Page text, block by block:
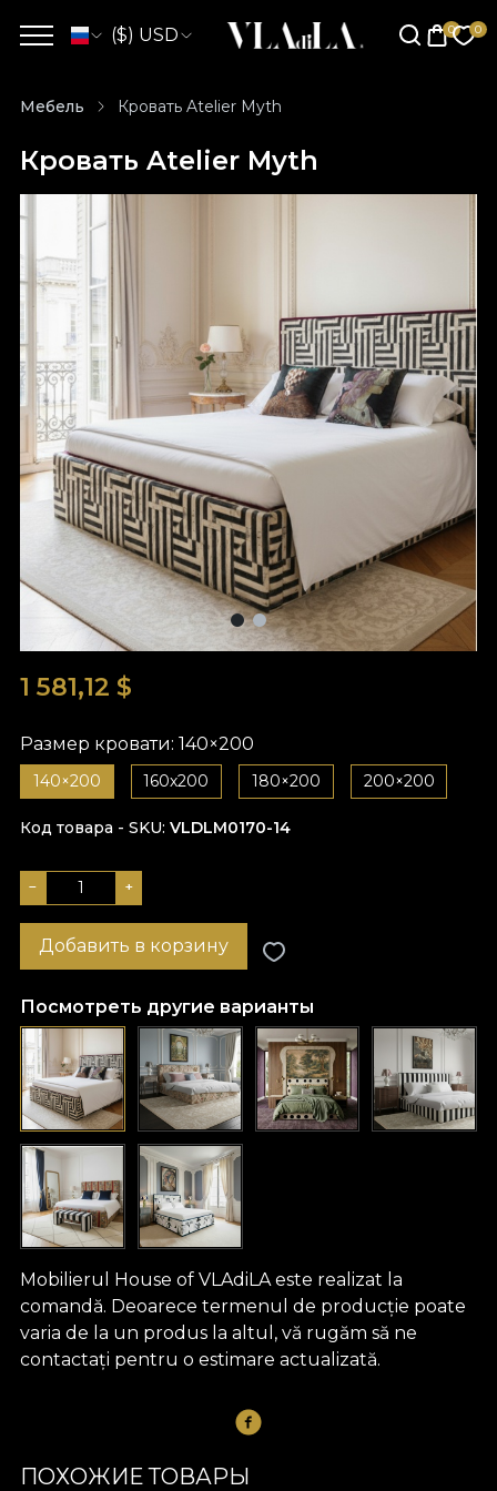
($) USD
Мебель Кровать Atelier Myth
Кровать Atelier Myth
1 581,12 $
Размер кровати: 140×200
140×200 160х200 180×200 200×200
Код товара - SKU VLDLM0170-14
− +
Добавить в корзину
Посмотреть другие варианты
Mobilierul House of VLAdiLA este realizat la
comandă. Deoarece termenul de producție poate
varia de la un produs la altul, vă rugăm să ne
contactați pentru o estimare actualizată.
ПОХОЖИЕ ТОВАРЫ